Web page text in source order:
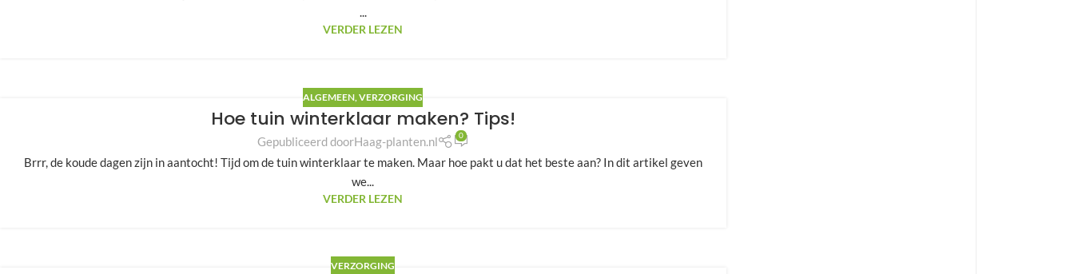
...
VERDER LEZEN
ALGEMEEN,VERZORGING
Hoe tuin winterklaar maken? Tips!
Gepubliceerd doorHaag-planten.nl 0
Brrr, de koude dagen zijn in aantocht! Tijd om de tuin winterklaar te maken. Maar hoe pakt u dat het beste aan? In dit artikel geven
we...
VERDER LEZEN
VERZORGING